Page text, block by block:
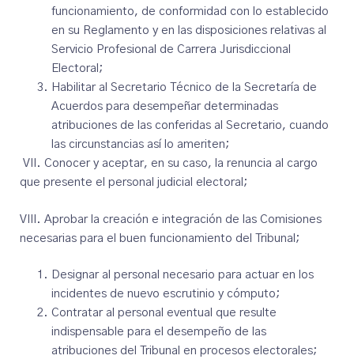
funcionamiento, de conformidad con lo establecido
en su Reglamento y en las disposiciones relativas al
Servicio Profesional de Carrera Jurisdiccional
Electoral;
Habilitar al Secretario Técnico de la Secretaría de
Acuerdos para desempeñar determinadas
atribuciones de las conferidas al Secretario, cuando
las circunstancias así lo ameriten;
VII. Conocer y aceptar, en su caso, la renuncia al cargo
que presente el personal judicial electoral;
VIII. Aprobar la creación e integración de las Comisiones
necesarias para el buen funcionamiento del Tribunal;
Designar al personal necesario para actuar en los
incidentes de nuevo escrutinio y cómputo;
Contratar al personal eventual que resulte
indispensable para el desempeño de las
atribuciones del Tribunal en procesos electorales;